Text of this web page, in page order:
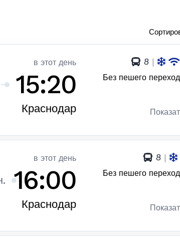
в этот день
15:20
Краснодар
8 |
Без пешего
в этот день
16:00
Краснодар
8 |
Без пешего